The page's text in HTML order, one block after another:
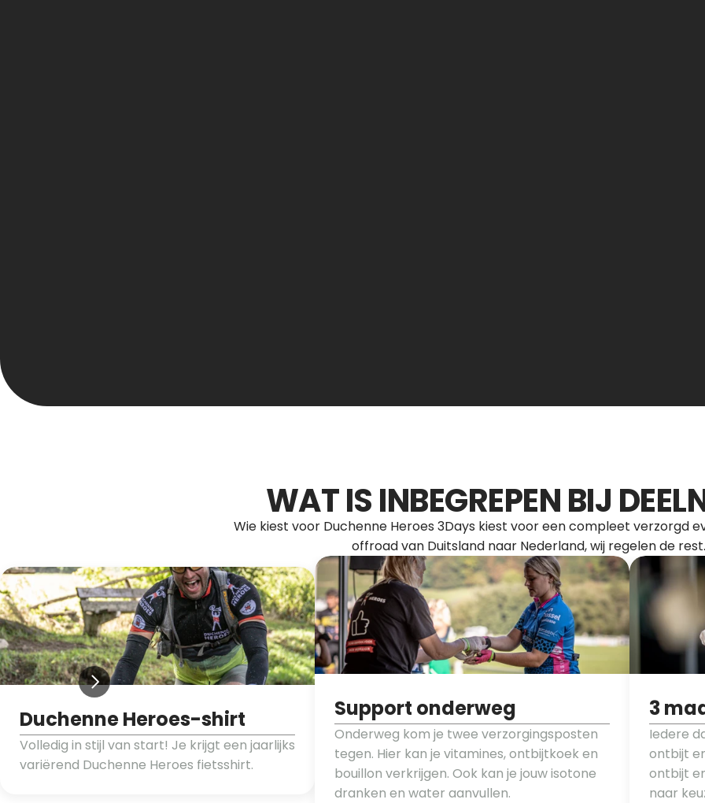
WAT IS INBEGREPEN BIJ
Wie kiest voor Duchenne Heroes 3Days kiest voor een compleet verzorgd
offroad van Duitsland naar Nederland, wij regelen de rest.
Duchenne Heroes-shirt
Volledig in stijl van start! Je krijgt een jaarlijks
variërend Duchenne Heroes fietsshirt.
Support onderweg
Onderweg kom je twee verzorgingsposten
tegen. Hier kan je vitamines, ontbijtkoek en
bouillon verkrijgen. Ook kan je jouw isotone
dranken en water aanvullen.
3
Iedere
ontbijt
ontbijt
naar